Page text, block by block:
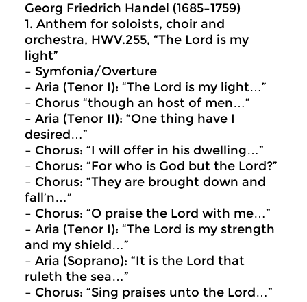
Georg Friedrich Handel (1685–1759)
1. Anthem for soloists, choir and
orchestra, HWV.255, “The Lord is my
light”
– Symfonia/Overture
– Aria (Tenor I): “The Lord is my light…”
– Chorus “though an host of men…”
– Aria (Tenor II): “One thing have I
desired…”
– Chorus: “I will offer in his dwelling…”
– Chorus: “For who is God but the Lord?”
– Chorus: “They are brought down and
fall’n…”
– Chorus: “O praise the Lord with me…”
– Aria (Tenor I): “The Lord is my strength
and my shield…”
– Aria (Soprano): “It is the Lord that
ruleth the sea…”
– Chorus: “Sing praises unto the Lord…”